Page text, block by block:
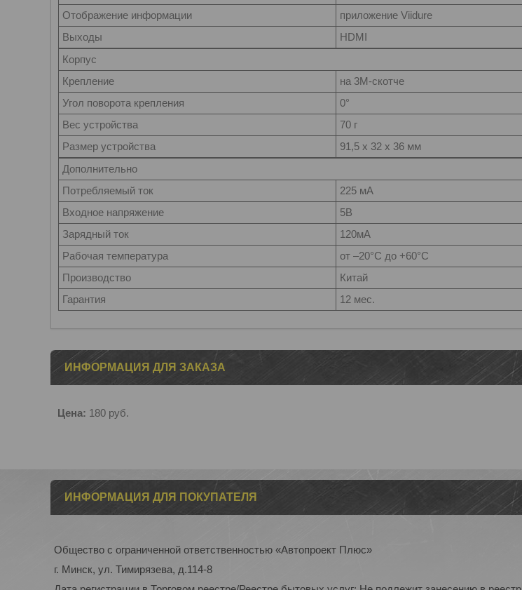
Отображение информации
приложение Viidure
Выходы
HDMI
Корпус
Крепление
на 3М-скотче
Угол поворота крепления
0°
Вес устройства
70 г
Размер устройства
91,5 x 32 x 36 мм
Дополнительно
Потребляемый ток
225 мА
Входное напряжение
5В
Зарядный ток
120мА
Рабочая температура
от –20°С до +60°С
Производство
Китай
Гарантия
12 мес.
ИНФОРМАЦИЯ ДЛЯ ЗАКАЗА
Цена: 180 руб.
ИНФОРМАЦИЯ ДЛЯ ПОКУПАТЕЛЯ
Общество с ограниченной ответственностью «Автопроект Плюс»
г. Минск, ул. Тимирязева, д.114-8